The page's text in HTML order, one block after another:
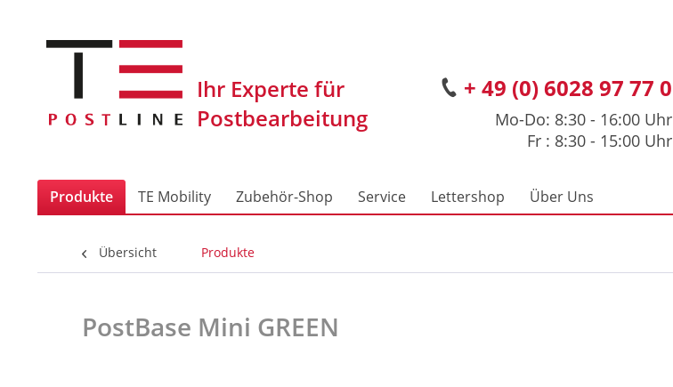
+ 49 (0) 6028 97 77 0
Mo-Do: 8:30 - 16:00 Uhr
Fr : 8:30 - 15:00 Uhr
Produkte TE Mobility Zubehör-Shop Service Lettershop Über Uns
Übersicht Produkte
PostBase Mini GREEN